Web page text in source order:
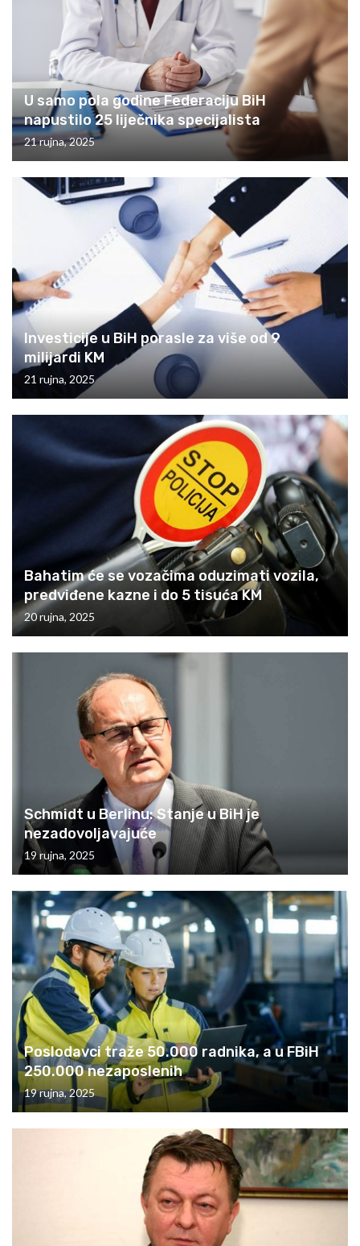
U samo pola godine Federaciju BiH
napustilo 25 liječnika specijalista
21 rujna, 2025
Investicije u BiH porasle za više od 9
milijardi KM
21 rujna, 2025
Bahatim će se vozačima oduzimati vozila,
predviđene kazne i do 5 tisuća KM
20 rujna, 2025
Schmidt u Berlinu: Stanje u BiH je
nezadovoljavajuće
19 rujna, 2025
Poslodavci traže 50.000 radnika, a u FBiH
250.000 nezaposlenih
19 rujna, 2025